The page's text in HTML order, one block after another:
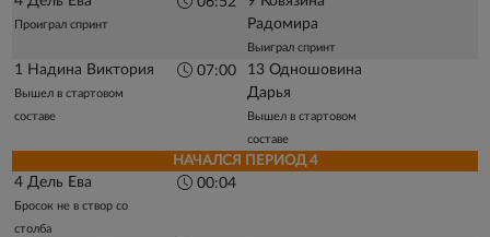
Проиграл спринт
Радомира
Выиграл спринт
1 Надина Виктория
Вышел в стартовом
составе
07:00
13 Одношовина
Дарья
Вышел в стартовом
составе
НАЧАЛСЯ ПЕРИОД 4
4 Дель Ева
Бросок не в створ со
столба
00:04